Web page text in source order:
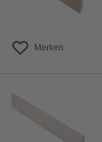
Merken